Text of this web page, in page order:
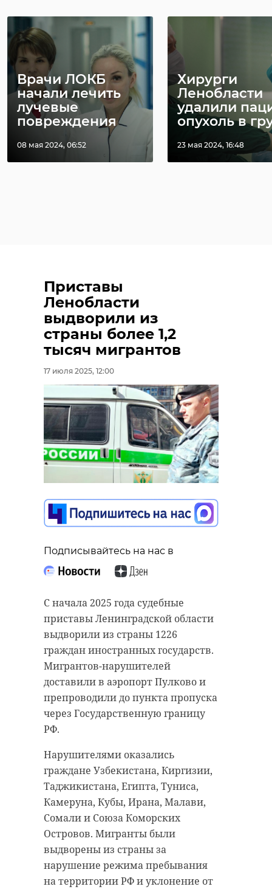
Врачи ЛОКБ
начали лечить
лучевые
повреждения
08 мая 2024, 06:52
Хирурги
Ленобласти
удалили
опухоль в
23 мая 2024, 16:48
Приставы
Ленобласти
выдворили из
страны более 1,2
тысяч мигрантов
17 июля 2025, 12:00
Подписывайтесь на нас в
С начала 2025 года судебные
приставы Ленинградской области
выдворили из страны 1226
граждан иностранных государств.
Мигрантов-нарушителей
доставили в аэропорт Пулково и
препроводили до пункта пропуска
через Государственную границу
РФ.
Нарушителями оказались
граждане Узбекистана, Киргизии,
Таджикистана, Египта, Туниса,
Камеруна, Кубы, Ирана, Малави,
Сомали и Союза Коморских
Островов. Мигранты были
выдворены из страны за
нарушение режима пребывания
на территории РФ и уклонение от